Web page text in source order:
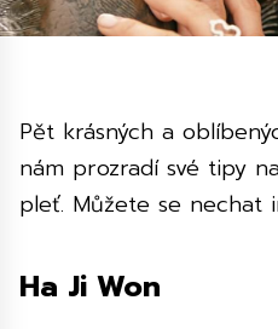
Pět krásných a
nám prozradí své tipy
pleť. Můžete se nechat
Ha Ji Won